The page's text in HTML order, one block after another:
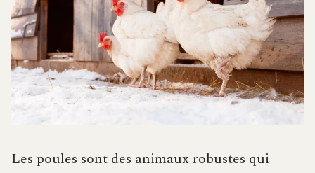
Les poules sont des animaux robustes qui